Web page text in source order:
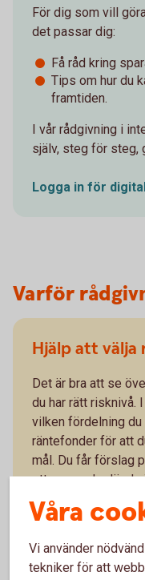
För dig som vill
det passar dig:
Få råd kring
Tips om hur du
framtiden.
I vår rådgivning i
själv, steg för steg,
Logga in för
Varför
Hjälp att välja
Det är bra att se
du har rätt risknivå.
vilken fördelning
räntefonder för att
mål. Du får förslag
ett sparande där
kan hjälpa dig
Våra
Vi använder
tekniker för att